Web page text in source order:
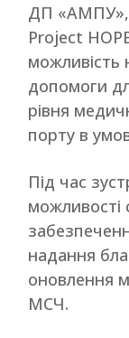
ДП «АМПУ»,
Project
можливість
допомоги
рівня
порту в
Під час
можливості
надання
оновлення
МСЧ.